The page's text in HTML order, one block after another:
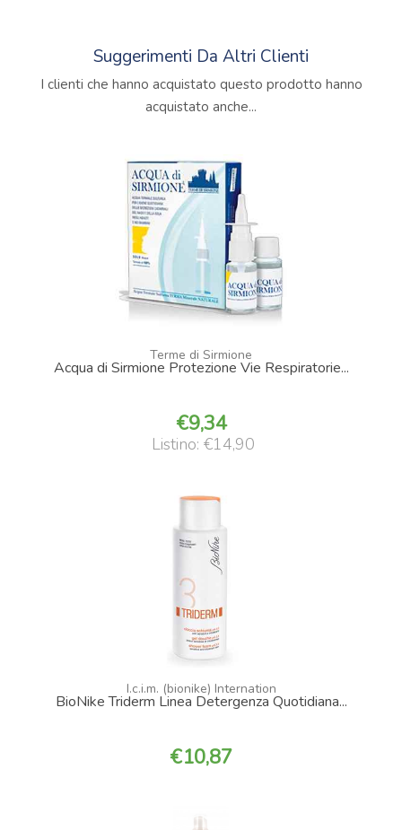
Suggerimenti Da Altri Clienti
I clienti che hanno acquistato questo prodotto hanno
acquistato anche...
Terme di Sirmione
Acqua di Sirmione Protezione Vie Respiratorie...
9,34
Listino: €14,90
I.c.i.m. (bionike) Internation
BioNike Triderm Linea Detergenza Quotidiana...
10,87